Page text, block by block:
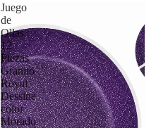
Juego
de
Ollas
12
Piezas
Granito
Royal
Dessine
color
Morado